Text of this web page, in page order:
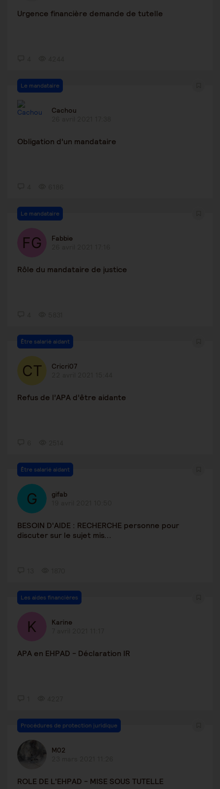
Urgence financière demande de tutelle
Le mandataire
Cachou
Obligation d’un mandataire
Le mandataire
Fabbie
Rôle du mandataire de justice
Être salarié aidant
Cricri07
Refus de l’APA d’être aidante
Être salarié aidant
gifab
BESOIN D'AIDE : RECHERCHE personne pour
discuter sur le sujet mis...
Les aides financières
Karine
APA en EHPAD - Déclaration IR
Procédures de protection juridique
M02
ROLE DE L'EHPAD - MISE SOUS TUTELLE